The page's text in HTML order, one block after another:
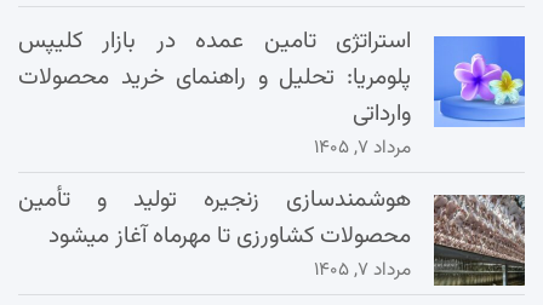
استراتژی تامین عمده در بازار کلیپس
پلومریا: تحلیل و راهنمای خرید محصولات
وارداتی
مرداد ۷, ۱۴۰۵
هوشمندسازی زنجیره تولید و تأمین
محصولات کشاورزی تا مهرماه آغاز میشود
مرداد ۷, ۱۴۰۵